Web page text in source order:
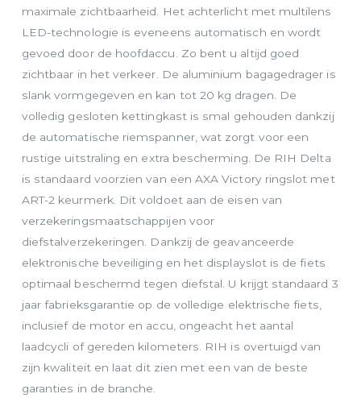
maximale zichtbaarheid. Het achterlicht met multilens
LED-technologie is eveneens automatisch en wordt
gevoed door de hoofdaccu. Zo bent u altijd goed
zichtbaar in het verkeer. De aluminium bagagedrager is
slank vormgegeven en kan tot 20 kg dragen. De
volledig gesloten kettingkast is smal gehouden dankzij
de automatische riemspanner, wat zorgt voor een
rustige uitstraling en extra bescherming. De RIH Delta
is standaard voorzien van een AXA Victory ringslot met
ART-2 keurmerk. Dit voldoet aan de eisen van
verzekeringsmaatschappijen voor
diefstalverzekeringen. Dankzij de geavanceerde
elektronische beveiliging en het displayslot is de fiets
optimaal beschermd tegen diefstal. U krijgt standaard 3
jaar fabrieksgarantie op de volledige elektrische fiets,
inclusief de motor en accu, ongeacht het aantal
laadcycli of gereden kilometers. RIH is overtuigd van
zijn kwaliteit en laat dit zien met een van de beste
garanties in de branche.